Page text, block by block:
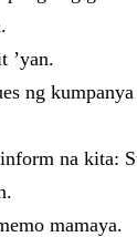
’yan.
ng
na kita:
mamaya.